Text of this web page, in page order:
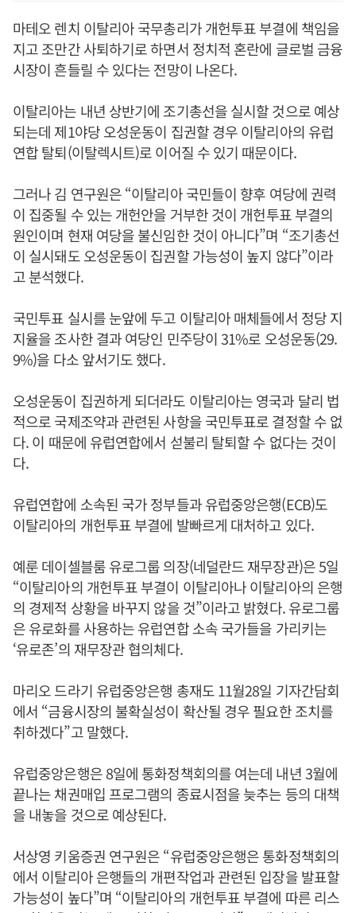
마테오 렌치 이탈리아 국무총리가 개헌투표 부결에 책임을
지고 조만간 사퇴하기로 하면서 정치적 혼란에 글로벌 금융
시장이 흔들릴 수 있다는 전망이 나온다.
이탈리아는 내년 상반기에 조기총선을 실시할 것으로 예상
되는데 제1야당 오성운동이 집권할 경우 이탈리아의 유럽
연합 탈퇴(이탈렉시트)로 이어질 수 있기 때문이다.
그러나 김 연구원은 “이탈리아 국민들이 향후 여당에 권력
이 집중될 수 있는 개헌안을 거부한 것이 개헌투표 부결의
원인이며 현재 여당을 불신임한 것이 아니다”며 “조기총선
이 실시돼도 오성운동이 집권할 가능성이 높지 않다”이라
고 분석했다.
국민투표 실시를 눈앞에 두고 이탈리아 매체들에서 정당 지
지율을 조사한 결과 여당인 민주당이 31%로 오성운동(29.
9%)을 다소 앞서기도 했다.
오성운동이 집권하게 되더라도 이탈리아는 영국과 달리 법
적으로 국제조약과 관련된 사항을 국민투표로 결정할 수 없
다. 이 때문에 유럽연합에서 섣불리 탈퇴할 수 없다는 것이
다.
유럽연합에 소속된 국가 정부들과 유럽중앙은행(ECB)도
이탈리아의 개헌투표 부결에 발빠르게 대처하고 있다.
예룬 데이셀블룸 유로그룹 의장(네덜란드 재무장관)은 5일
“이탈리아의 개헌투표 부결이 이탈리아나 이탈리아의 은행
의 경제적 상황을 바꾸지 않을 것”이라고 밝혔다. 유로그룹
은 유로화를 사용하는 유럽연합 소속 국가들을 가리키는
‘유로존’의 재무장관 협의체다.
마리오 드라기 유럽중앙은행 총재도 11월28일 기자간담회
에서 “금융시장의 불확실성이 확산될 경우 필요한 조치를
취하겠다”고 말했다.
유럽중앙은행은 8일에 통화정책회의를 여는데 내년 3월에
끝나는 채권매입 프로그램의 종료시점을 늦추는 등의 대책
을 내놓을 것으로 예상된다.
서상영 키움증권 연구원은 “유럽중앙은행은 통화정책회의
에서 이탈리아 은행들의 개편작업과 관련된 입장을 발표할
가능성이 높다”며 “이탈리아의 개헌투표 부결에 따른 리스